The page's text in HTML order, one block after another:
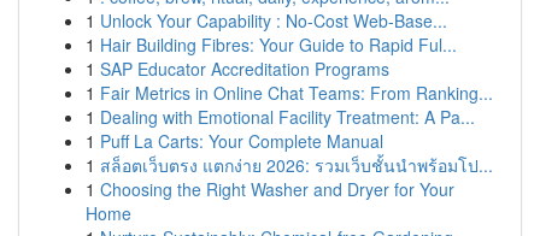
1 Unlock Your Capability : No-Cost Web-Base...
1 Hair Building Fibres: Your Guide to Rapid Ful...
1 SAP Educator Accreditation Programs
1 Fair Metrics in Online Chat Teams: From Ranking...
1 Dealing with Emotional Facility Treatment: A Pa...
1 Puff La Carts: Your Complete Manual
1 สล็อตเว็บตรง แตกง่าย 2026: รวมเว็บชั้นนำพร้อมโป...
1 Choosing the Right Washer and Dryer for Your
Home